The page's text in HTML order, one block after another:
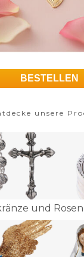
BESTELLEN
unsere
und